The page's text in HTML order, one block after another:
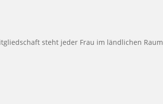
steht jeder Frau im ländlichen Raum